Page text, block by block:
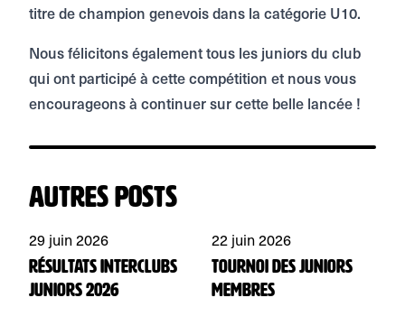
titre de champion genevois dans la catégorie U10.
Nous félicitons également tous les juniors du club
qui ont participé à cette compétition et nous vous
encourageons à continuer sur cette belle lancée !
Autres posts
29 juin 2026
Résultats Interclubs
Juniors 2026
22 juin 2026
Tournoi des juniors
membres